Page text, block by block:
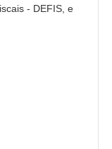
- DEFIS, e